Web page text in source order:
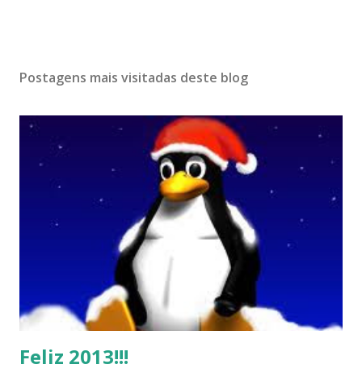
Postagens mais visitadas deste blog
Feliz 2013!!!